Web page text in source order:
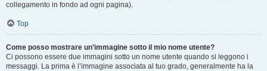
collegamento in fondo ad ogni pagina).
Top
Come posso mostrare un’immagine sotto il mio nome utente?
Ci possono essere due immagini sotto un nome utente quando si leggono i
messaggi. La prima è l’immagine associata al tuo grado, generalmente ha la